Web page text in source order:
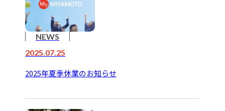
NEWS
2025.07.25
2025年夏季休業のお知らせ